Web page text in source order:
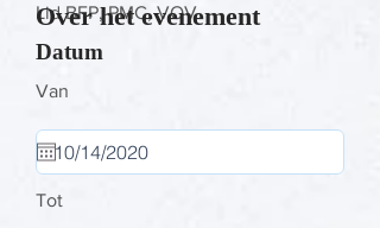
Lid BFP, PMC, VOV
Datum
Van
Tot
Over het evenement